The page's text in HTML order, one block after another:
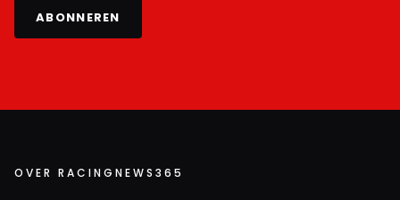
ABONNEREN
OVER RACINGNEWS365